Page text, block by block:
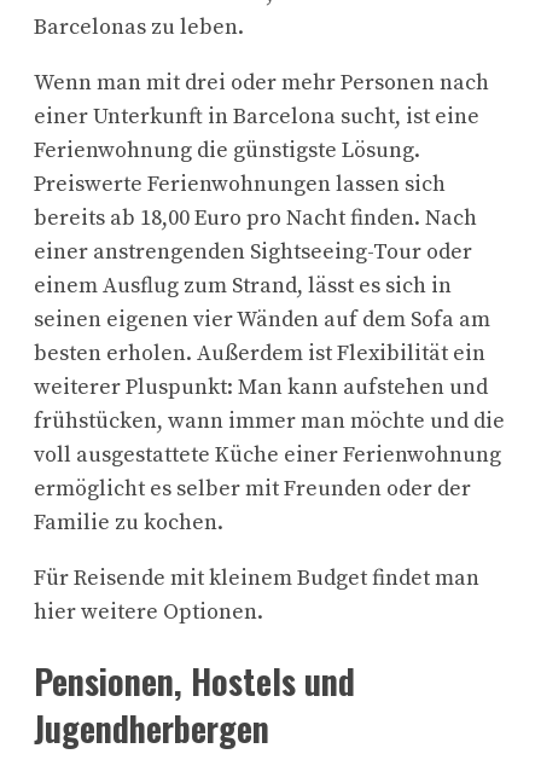
Barcelonas zu leben.
Wenn man mit drei oder mehr Personen nach
einer Unterkunft in Barcelona sucht, ist eine
Ferienwohnung die günstigste Lösung.
Preiswerte Ferienwohnungen lassen sich
bereits ab 18,00 Euro pro Nacht finden. Nach
einer anstrengenden Sightseeing-Tour oder
einem Ausflug zum Strand, lässt es sich in
seinen eigenen vier Wänden auf dem Sofa am
besten erholen. Außerdem ist Flexibilität ein
weiterer Pluspunkt: Man kann aufstehen und
frühstücken, wann immer man möchte und die
voll ausgestattete Küche einer Ferienwohnung
ermöglicht es selber mit Freunden oder der
Familie zu kochen.
Für Reisende mit kleinem Budget findet man
hier weitere Optionen.
Pensionen, Hostels und
Jugendherbergen